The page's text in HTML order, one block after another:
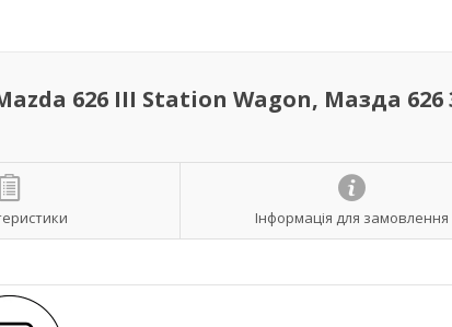
626 III Station Wagon, Мазда 626
Інформація для замовлення